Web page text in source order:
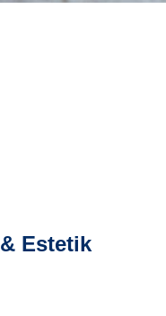
& Estetik